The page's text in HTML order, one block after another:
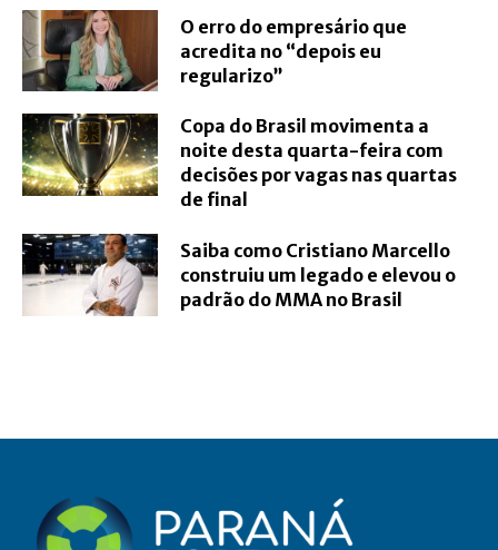
O erro do empresário que
acredita no “depois eu
regularizo”
Copa do Brasil movimenta a
noite desta quarta-feira com
decisões por vagas nas quartas
de final
Saiba como Cristiano Marcello
construiu um legado e elevou o
padrão do MMA no Brasil